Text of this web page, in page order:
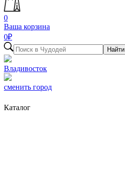
0
Ваша корзина
0₽
Найти
Владивосток
сменить город
Каталог